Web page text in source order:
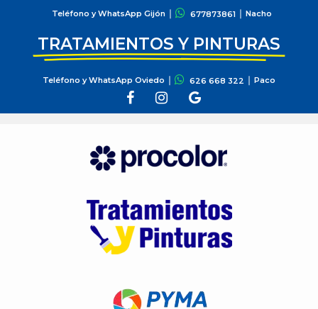
Teléfono y WhatsApp Gijón 677873861 Nacho
TRATAMIENTOS Y PINTURAS
Teléfono y WhatsApp Oviedo 626 668 322 Paco